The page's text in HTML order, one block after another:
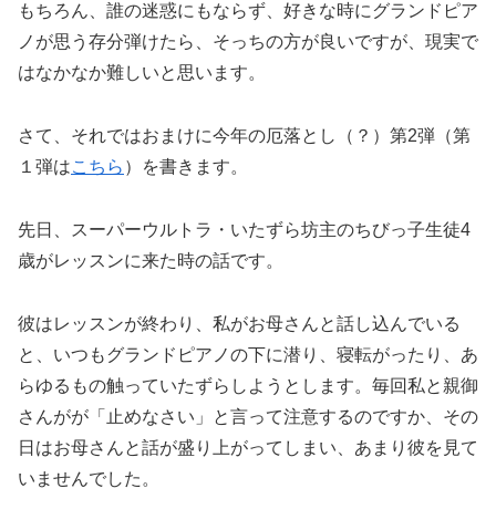
もちろん、誰の迷惑にもならず、好きな時にグランドピア
ノが思う存分弾けたら、そっちの方が良いですが、現実で
はなかなか難しいと思います。
さて、それではおまけに今年の厄落とし（？）第2弾（第
１弾はこちら ）を書きます。
先日、スーパーウルトラ・いたずら坊主のちびっ子生徒4
歳がレッスンに来た時の話です。
彼はレッスンが終わり、私がお母さんと話し込んでいる
と、いつもグランドピアノの下に潜り、寝転がったり、あ
らゆるもの触っていたずらしようとします。毎回私と親御
さんがが「止めなさい」と言って注意するのですか、その
日はお母さんと話が盛り上がってしまい、あまり彼を見て
いませんでした。